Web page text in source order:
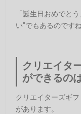
「誕生日おめでと
い”でもあるのですね
クリエイタ
ができるの
クリエイターズギ
があります。